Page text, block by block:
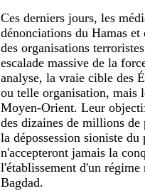
Ces derniers jours, les
dénonciations du Hamas
des organisations
escalade massive de la
analyse, la vraie cible des
ou telle organisation, mais
Moyen-Orient. Leur
des dizaines de millions de
la dépossession sioniste
n'accepteront jamais la
l'établissement d'un
Bagdad.